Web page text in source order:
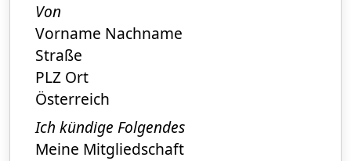
Von
Vorname Nachname
Straße
PLZ Ort
Österreich
Ich kündige Folgendes
Meine Mitgliedschaft